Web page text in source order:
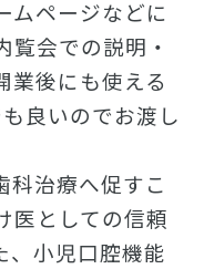
ムページなどに
覧会での説明・
業後にも使える
良いのでお渡し
科治療へ促すこ
医としての信頼
、小児口腔機能